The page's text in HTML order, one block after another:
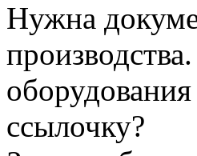
Нужна
ссылочку?